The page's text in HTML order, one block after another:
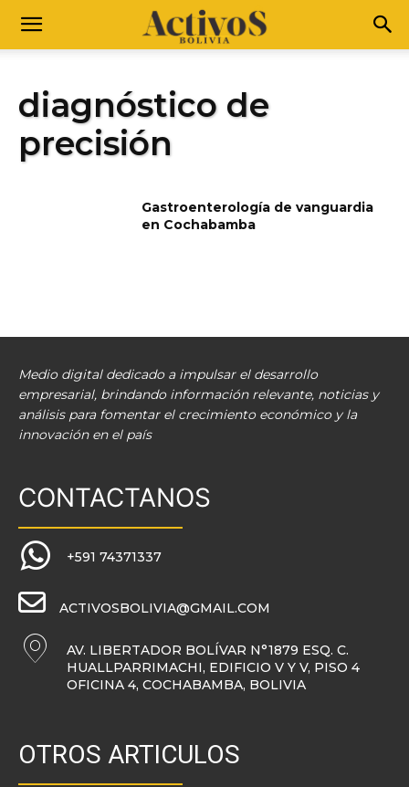
diagnóstico de
precisión
Gastroenterología de vanguardia
en Cochabamba
Medio digital dedicado a impulsar el desarrollo
empresarial, brindando información relevante, noticias y
análisis para fomentar el crecimiento económico y la
innovación en el país
CONTACTANOS
+591 74371337
ACTIVOSBOLIVIA@GMAIL.COM
AV. LIBERTADOR BOLÍVAR N°1879 ESQ. C.
HUALLPARRIMACHI, EDIFICIO V Y V, PISO 4
OFICINA 4, COCHABAMBA, BOLIVIA
OTROS ARTICULOS